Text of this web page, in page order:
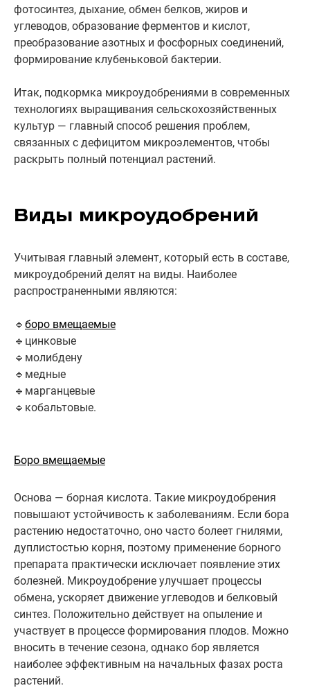
фотосинтез, дыхание, обмен белков, жиров и
углеводов, образование ферментов и кислот,
преобразование азотных и фосфорных соединений,
формирование клубеньковой бактерии.
Итак, подкормка микроудобрениями в современных
технологиях выращивания сельскохозяйственных
культур — главный способ решения проблем,
связанных с дефицитом микроэлементов, чтобы
раскрыть полный потенциал растений.
Виды микроудобрений
Учитывая главный элемент, который есть в составе,
микроудобрений делят на виды. Наиболее
распространенными являются:
🔹 боро вмещаемые
🔹цинковые
🔹молибдену
🔹медные
🔹марганцевые
🔹кобальтовые.
Боро вмещаемые
Основа — борная кислота. Такие микроудобрения
повышают устойчивость к заболеваниям. Если бора
растению недостаточно, оно часто болеет гнилями,
дуплистостью корня, поэтому применение борного
препарата практически исключает появление этих
болезней. Микроудобрение улучшает процессы
обмена, ускоряет движение углеводов и белковый
синтез. Положительно действует на опыление и
участвует в процессе формирования плодов. Можно
вносить в течение сезона, однако бор является
наиболее эффективным на начальных фазах роста
растений.